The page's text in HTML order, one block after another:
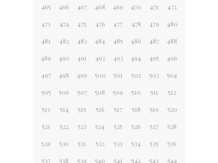
465 466 467 468 469 470 471 472
473 474 475 476 477 478 479 480
481 482 483 484 485 486 487 488
489 490 491 492 493 494 495 496
497 498 499 500 501 502 503 504
505 506 507 508 509 510 511 512
513 514 515 516 517 518 519 520
521 522 523 524 525 526 527 528
529 530 531 532 533 534 535 536
537 538 539 540 541 542 543 544